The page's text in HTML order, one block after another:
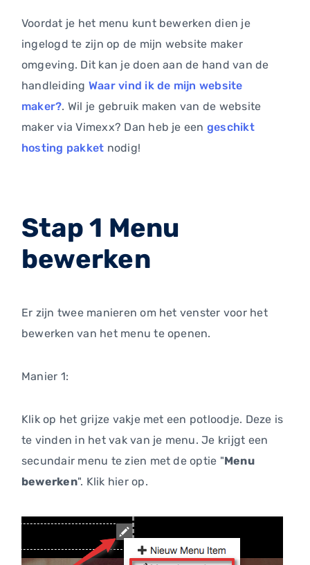
Voordat je het menu kunt bewerken dien je
ingelogd te zijn op de mijn website maker
omgeving. Dit kan je doen aan de hand van de
handleiding Waar vind ik de mijn website
maker?. Wil je gebruik maken van de website
maker via Vimexx? Dan heb je een geschikt
hosting pakket nodig!
Stap 1 Menu
bewerken
Er zijn twee manieren om het venster voor het
bewerken van het menu te openen.
Manier 1:
Klik op het grijze vakje met een potloodje. Deze is
te vinden in het vak van je menu. Je krijgt een
secundair menu te zien met de optie "Menu
bewerken". Klik hier op.